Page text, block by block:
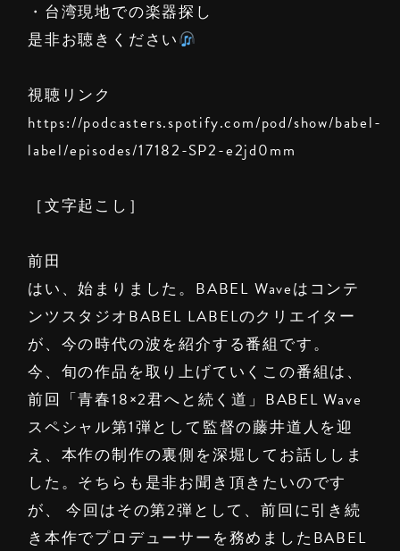
・台湾現地での楽器探し
是非お聴きください
視聴リンク
https://podcasters.spotify.com/pod/show/babel-
label/episodes/17182-SP2-e2jd0mm
［文字起こし］
前田
はい、始まりました。BABEL Waveはコンテ
ンツスタジオBABEL LABELのクリエイター
が、今の時代の波を紹介する番組です。
今、旬の作品を取り上げていくこの番組は、
前回「青春18×2君へと続く道」BABEL Wave
スペシャル第1弾として監督の藤井道人を迎
え、本作の制作の裏側を深堀してお話ししま
した。そちらも是非お聞き頂きたいのです
が、 今回はその第2弾として、前回に引き続
き本作でプロデューサーを務めましたBABEL